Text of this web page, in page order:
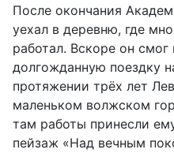
После окончания
уехал в деревню, где
работал. Вскоре он смог
долгожданную поездку
протяжении трёх лет
маленьком волжском
там работы принесли
пейзаж «Над вечным